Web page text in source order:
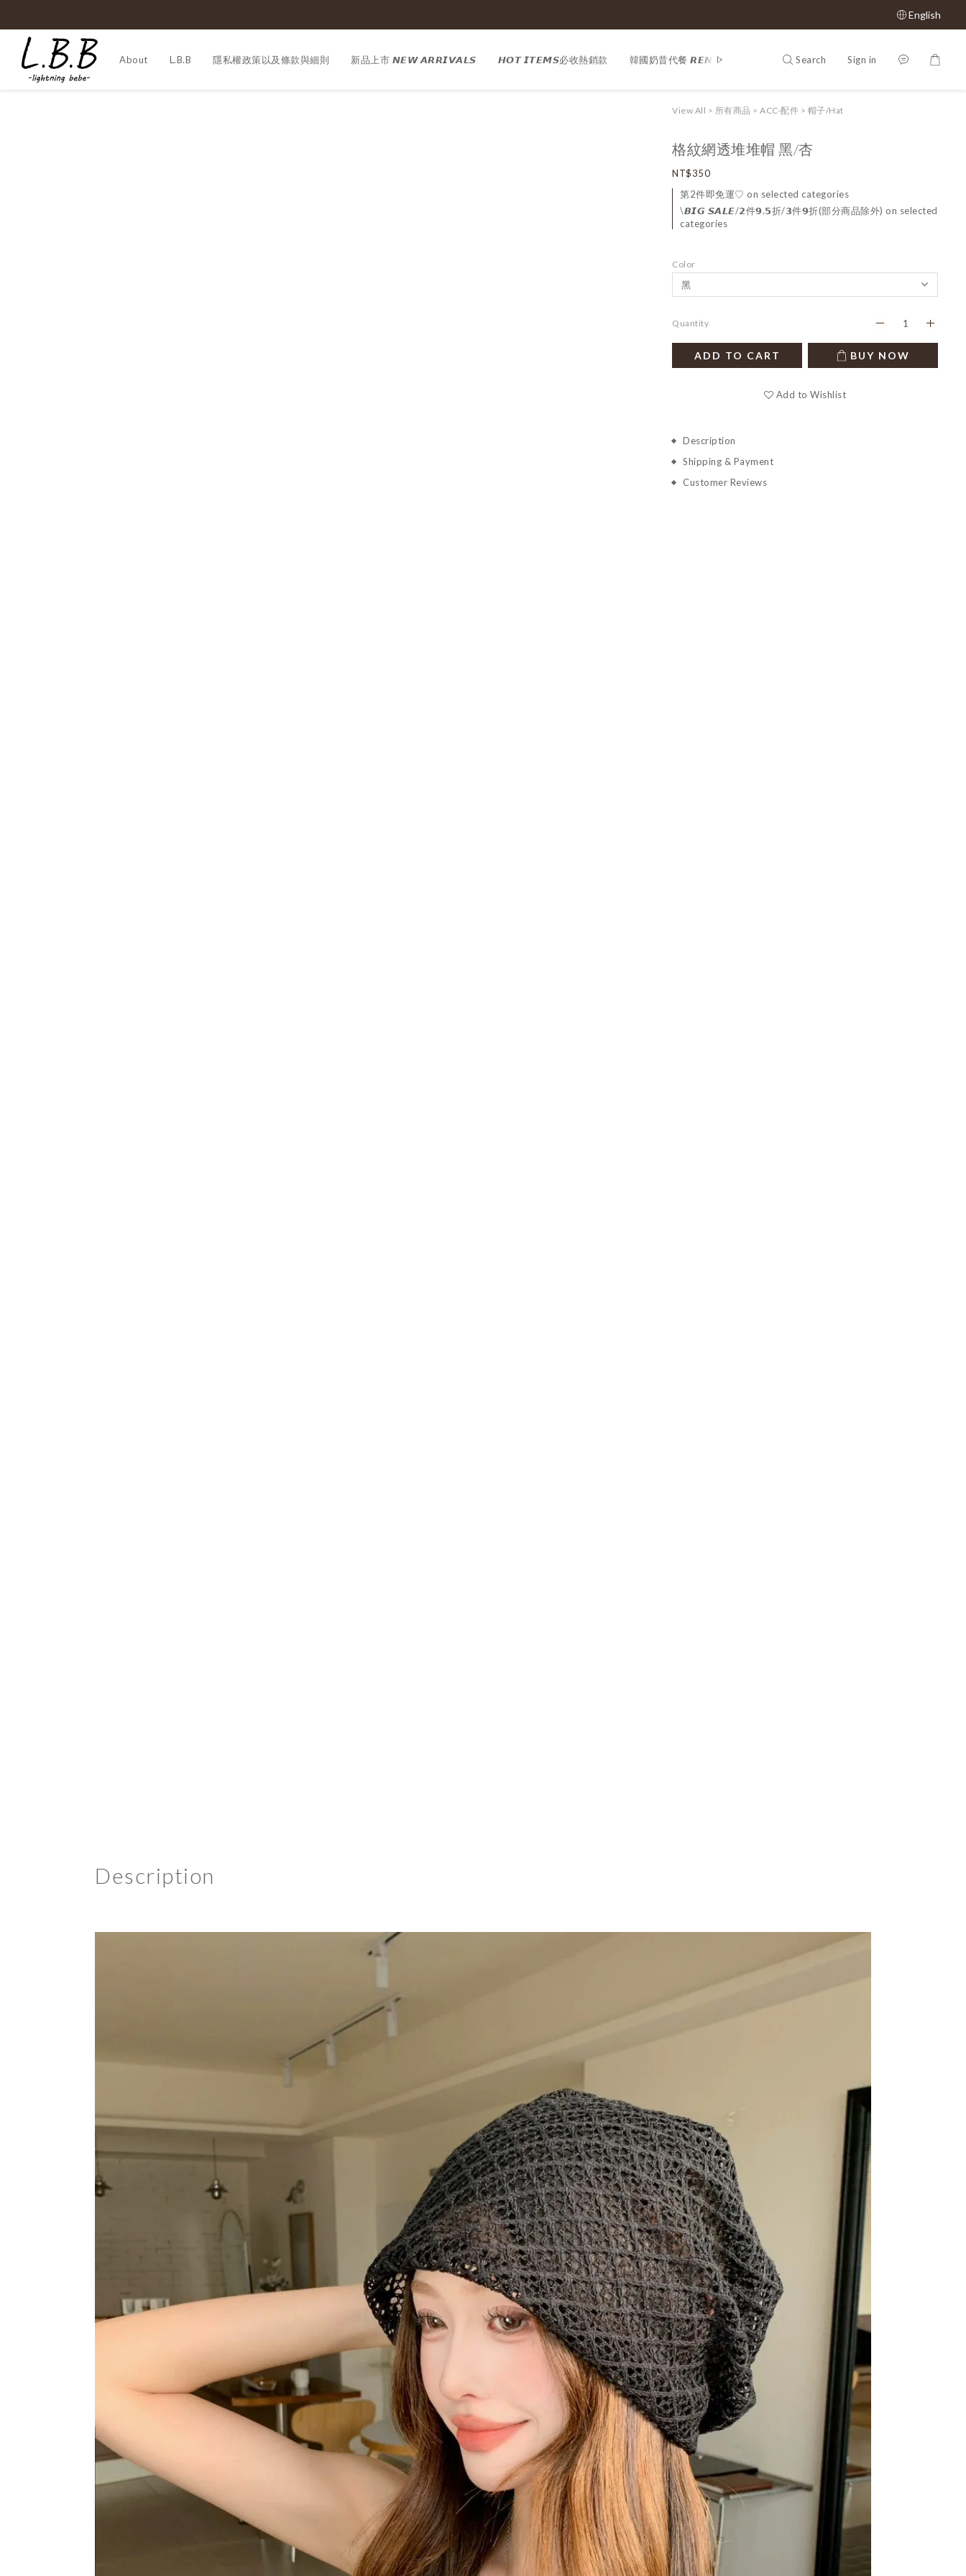
English
About L.B.B 隱私權政策以及條款與細則 新品上市 𝙉𝙀𝙒 𝘼𝙍𝙍𝙄𝙑𝘼𝙇𝙎 𝙃𝙊𝙏 𝙄𝙏𝙀𝙈𝙎必收熱銷款 韓國奶昔代餐 𝙍𝙀𝙉𝙀𝙒 𝙋𝙃𝙔 𝕊𝔸𝕃𝔼 𝟝𝟘% 𝕠𝕗𝕗 Shop All 𝙈𝙇𝘽大
Search Sign in
View All > 所有商品 > ACC-配件 > 帽子/Hat
格紋網透堆堆帽 黑/杏
NT$350
第2件即免運♡ on selected categories
\𝘽𝙄𝙂 𝙎𝘼𝙇𝙀/𝟮件𝟵.𝟱折/𝟯件𝟵折(部分商品除外) on selected
categories
Color
Quantity
ADD TO CART BUY NOW
Add to Wishlist
Description
Shipping & Payment
Customer Reviews
Description